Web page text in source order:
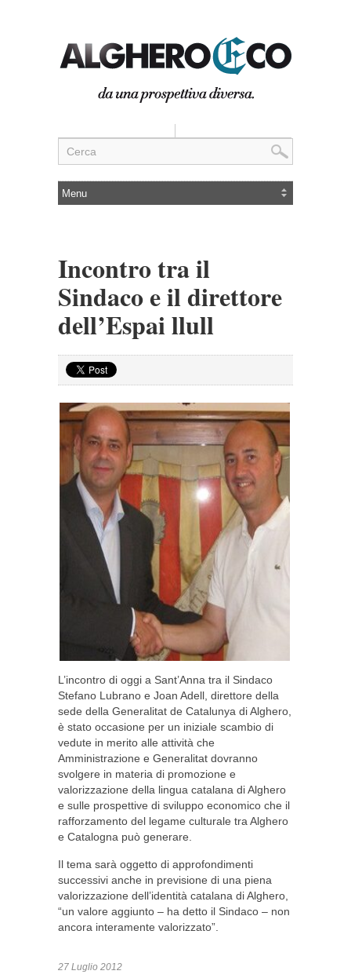
Incontro tra il
Sindaco e il direttore
dell’Espai llull
L’incontro di oggi a Sant’Anna tra il Sindaco
Stefano Lubrano e Joan Adell, direttore della
sede della Generalitat de Catalunya di Alghero,
è stato occasione per un iniziale scambio di
vedute in merito alle attività che
Amministrazione e Generalitat dovranno
svolgere in materia di promozione e
valorizzazione della lingua catalana di Alghero
e sulle prospettive di sviluppo economico che il
rafforzamento del legame culturale tra Alghero
e Catalogna può generare.
Il tema sarà oggetto di approfondimenti
successivi anche in previsione di una piena
valorizzazione dell’identità catalana di Alghero,
“un valore aggiunto – ha detto il Sindaco – non
ancora interamente valorizzato”.
27 Luglio 2012